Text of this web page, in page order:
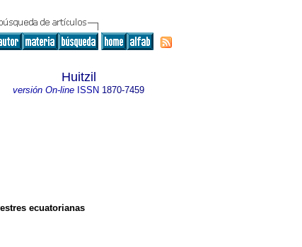
Huitzil
versión On-line ISSN 1870-7459
ecuatorianas